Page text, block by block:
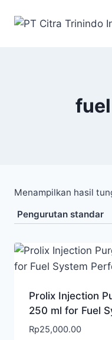
Menampilkan hasil
Prolix Injection
250 ml for Fuel
Rp25,000.00